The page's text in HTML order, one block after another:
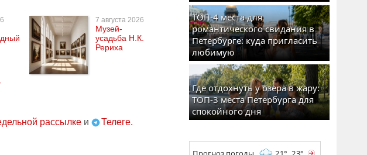
7 августа 2026
Музей-
усадьба Н.К.
Рериха
рассылке и Телеге.
ТОП-4 места для
романтического свидания в
Петербурге: куда пригласить
любимую
Где отдохнуть у озера в жару:
ТОП-3 места Петербурга для
спокойного дня